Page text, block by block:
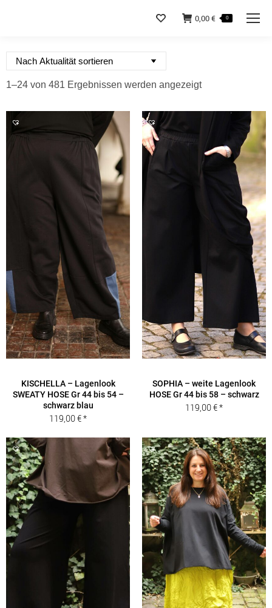
0,00€ 0
1–24 von 481 Ergebnissen werden angezeigtNach
KISCHELLA – Lagenlook
SWEATY HOSE Gr 44 bis 54 –
schwarz blau
119,00€
SOPHIA – weite Lagenlook
HOSE Gr 44 bis 58 – schwarz
119,00€